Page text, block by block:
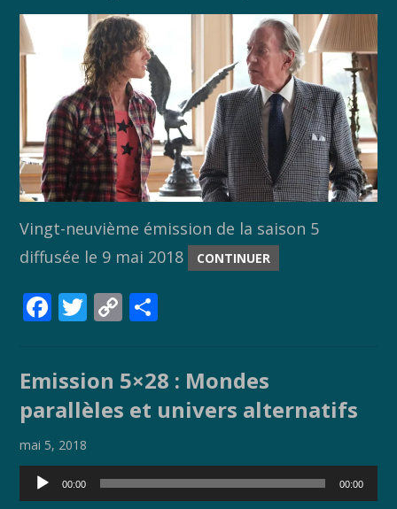
Vingt-neuvième émission de la saison 5
diffusée le 9 mai 2018
CONTINUER
F
e
b
o
o
k
T
er
C
p
y
Li
k
ta
g
er
Emission 5×28 : Mondes
parallèles et univers alternatifs
mai 5, 2018
Lecteur
audio
00:00 00:00